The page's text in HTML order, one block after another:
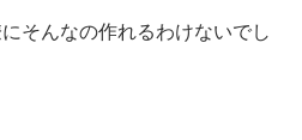
そんなの作れるわけないでし